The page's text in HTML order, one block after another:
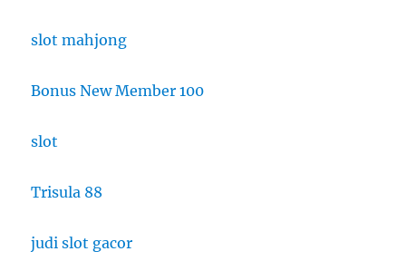
slot mahjong
Bonus New Member 100
slot
Trisula 88
judi slot gacor